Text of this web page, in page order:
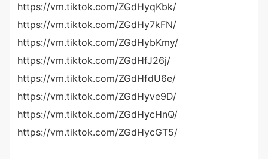
https://vm.tiktok.com/ZGdHyqKbk/
https://vm.tiktok.com/ZGdHy7kFN/
https://vm.tiktok.com/ZGdHybKmy/
https://vm.tiktok.com/ZGdHfJ26j/
https://vm.tiktok.com/ZGdHfdU6e/
https://vm.tiktok.com/ZGdHyve9D/
https://vm.tiktok.com/ZGdHycHnQ/
https://vm.tiktok.com/ZGdHycGT5/